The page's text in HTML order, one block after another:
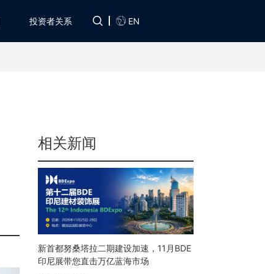
投资者关系 EN
相关新闻
新首都努桑塔拉二期建设加速，11月BDE
印尼展带您直击万亿蓝海市场